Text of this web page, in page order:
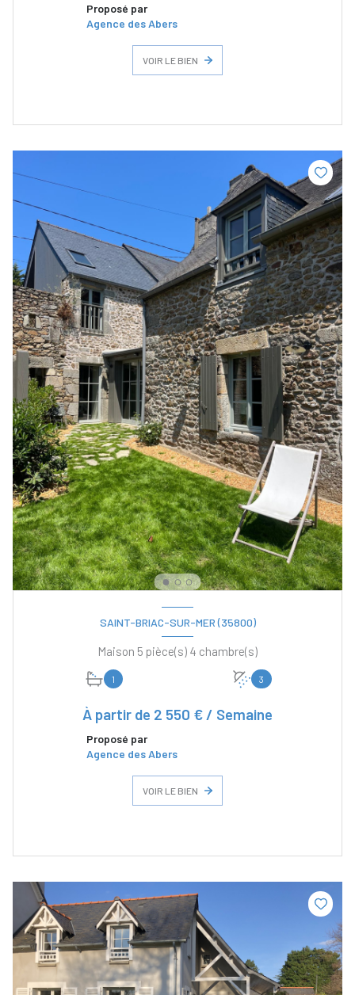
Proposé par
Agence des Abers
VOIR LE BIEN
SAINT-BRIAC-SUR-MER (35800)
Maison 5 pièce(s) 4 chambre(s)
1 3
À partir de 2 550 € / Semaine
Proposé par
Agence des Abers
VOIR LE BIEN